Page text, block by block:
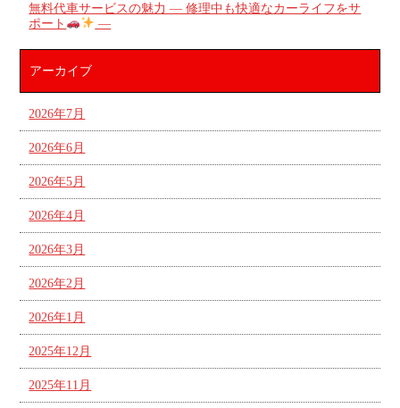
無料代車サービスの魅力 ― 修理中も快適なカーライフをサ
ポート
―
アーカイブ
2026年7月
2026年6月
2026年5月
2026年4月
2026年3月
2026年2月
2026年1月
2025年12月
2025年11月